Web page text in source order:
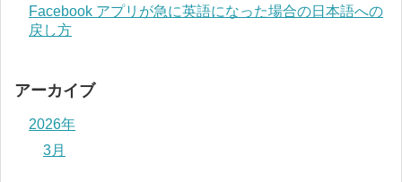
Facebook アプリが急に英語になった場合の日本語への
戻し方
アーカイブ
2026年
3月